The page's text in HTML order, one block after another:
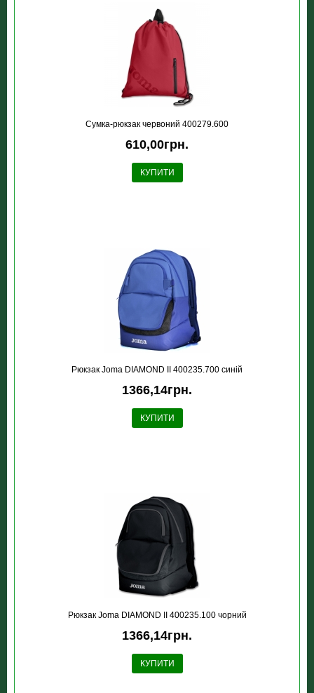
Сумка-рюкзак червоний 400279.600
610,00грн.
КУПИТИ
Рюкзак Joma DIAMOND II 400235.700 синій
1366,14грн.
КУПИТИ
Рюкзак Joma DIAMOND II 400235.100 чорний
1366,14грн.
КУПИТИ